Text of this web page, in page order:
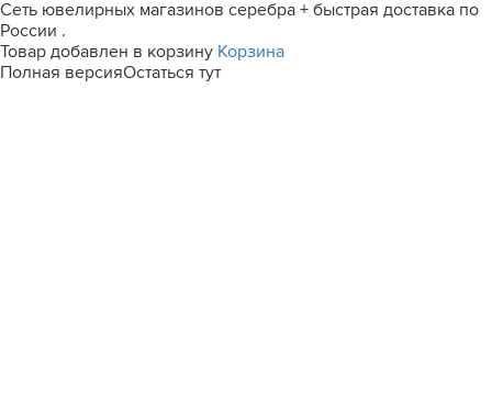
Сеть ювелирных магазинов серебра + быстрая доставка по
России .
Товар добавлен в корзину Корзина
Полная версияОстаться тут